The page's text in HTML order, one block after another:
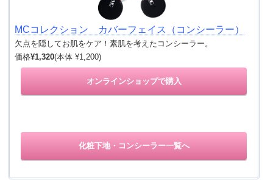
MCコレクション カバーフェイス（コンシーラー）
欠点を隠してお肌をケア！素肌を考えたコンシーラー。
価格¥1,320(本体 ¥1,200)
オンラインショップで購入
化粧下地・コンシーラー一覧へ